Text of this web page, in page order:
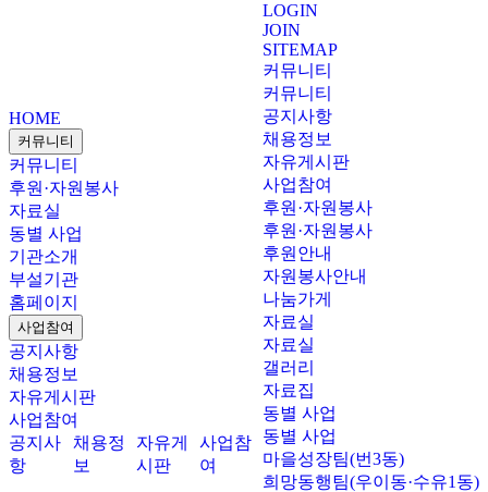
LOGIN
JOIN
SITEMAP
커뮤니티
커뮤니티
공지사항
채용정보
자유게시판
사업참여
후원·자원봉사
후원·자원봉사
후원안내
자원봉사안내
나눔가게
자료실
자료실
갤러리
자료집
동별 사업
동별 사업
마을성장팀(번3동)
희망동행팀(우이동·수유1동)
HOME
커뮤니티
커뮤니티
후원·자원봉사
자료실
동별 사업
기관소개
부설기관
홈페이지
사업참여
공지사항
채용정보
자유게시판
사업참여
공지사
항
채용정
보
자유게
시판
사업참
여